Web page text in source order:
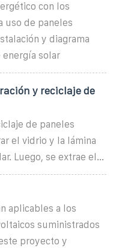
con los
uso de paneles
y diagrama
solar
y reciclaje de
de paneles
el vidrio y la lámina
Luego, se extrae el...
aplicables a los
suministrados
proyecto y